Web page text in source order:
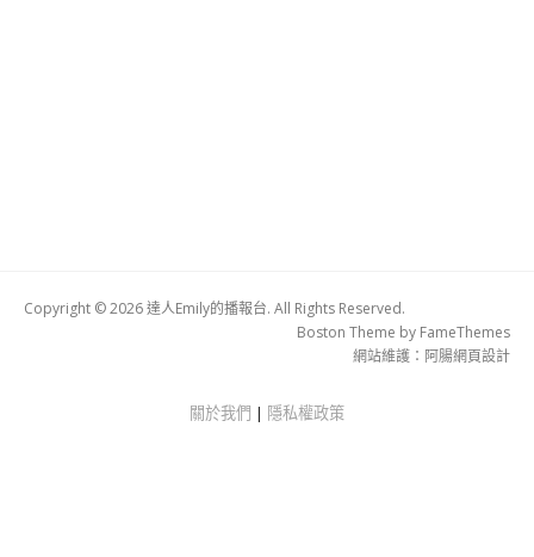
Copyright © 2026 達人Emily的播報台. All Rights Reserved.
Boston Theme by FameThemes
網站維護： 阿腸網頁設計
關於我們 | 隱私權政策